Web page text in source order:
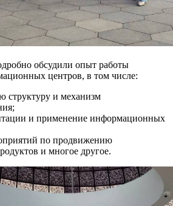
обсудили опыт работы
центров, в том числе:
структуру и механизм
и применение информационных
по продвижению
и многое другое.